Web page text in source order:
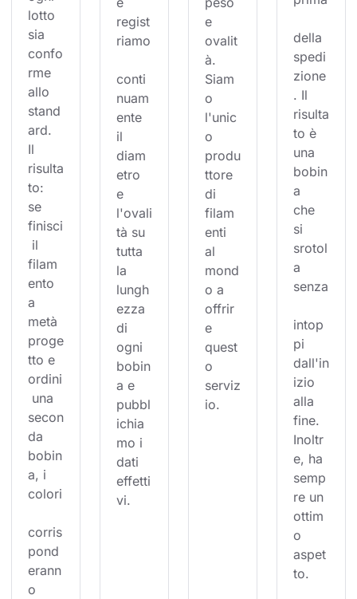
lotto
sia
confo
rme
allo
stand
ard.
Il
risulta
to:
se
finisci
il
filam
ento
a
metà
proge
tto e
ordini
una
secon
da
bobin
a, i
colori
corris
pond
erann
o
regist
riamo
conti
nuam
ente
il
diam
etro
e
l'ovali
tà su
tutta
la
lungh
ezza
di
ogni
bobin
a e
pubbl
ichia
mo i
dati
effetti
vi.
e
ovalit
à.
Siam
o
l'unic
o
produ
ttore
di
filam
enti
al
mond
o a
offrir
e
quest
o
serviz
io.
della
spedi
zione
. Il
risulta
to è
una
bobin
a
che
si
srotol
a
senza
intop
pi
dall'in
izio
alla
fine.
Inoltr
e, ha
semp
re un
ottim
o
aspet
to.